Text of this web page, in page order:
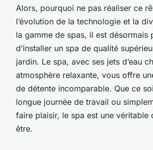
Alors, pourquoi ne pas réaliser ce
l’évolution de la technologie et la
la gamme de spas, il est désormais
d’installer un spa de qualité
jardin. Le spa, avec ses jets d’eau
atmosphère relaxante, vous offre
de détente incomparable. Que ce
longue journée de travail ou
faire plaisir, le spa est une véritable
être.